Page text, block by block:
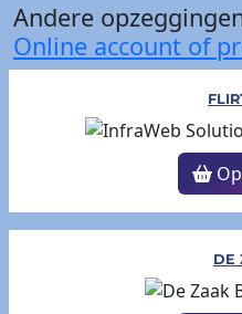
Andere
Online account of
DE